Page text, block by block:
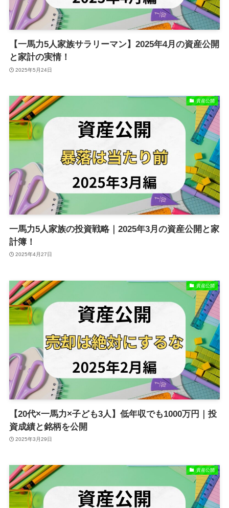
【一馬力5人家族サラリーマン】2025年4月の資産公開
と家計の実情！
2025年5月24日
資産公開
一馬力5人家族の投資戦略｜2025年3月の資産公開と家
計簿！
2025年4月27日
資産公開
【20代×一馬力×子ども3人】低年収でも1000万円｜投
資成績と銘柄を公開
2025年3月29日
資産公開